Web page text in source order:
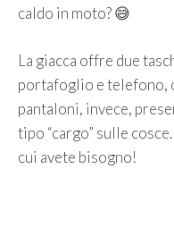
caldo in moto? 😅
La giacca offre due
portafoglio e telefono,
pantaloni, invece,
tipo “cargo” sulle
cui avete bisogno!